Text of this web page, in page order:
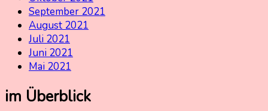
September 2021
August 2021
Juli 2021
Juni 2021
Mai 2021
im Überblick